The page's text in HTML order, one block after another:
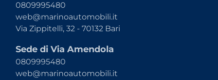
0809995480
web@marinoautomobili.it
Via Zippitelli, 32 - 70132 Bari
Sede di Via Amendola
0809995480
web@marinoautomobili.it